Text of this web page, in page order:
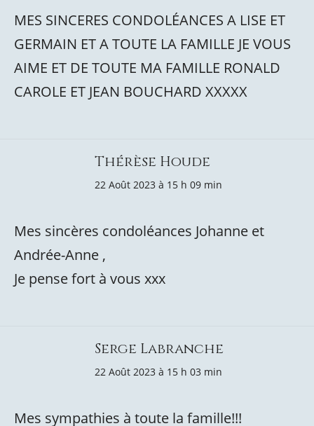
MES SINCERES CONDOLÉANCES A LISE ET
GERMAIN ET A TOUTE LA FAMILLE JE VOUS
AIME ET DE TOUTE MA FAMILLE RONALD
CAROLE ET JEAN BOUCHARD XXXXX
Thérèse Houde
22 Août 2023 à 15 h 09 min
Mes sincères condoléances Johanne et
Andrée-Anne ,
Je pense fort à vous xxx
Serge Labranche
22 Août 2023 à 15 h 03 min
Mes sympathies à toute la famille!!!